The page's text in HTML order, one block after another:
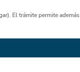
El trámite permite